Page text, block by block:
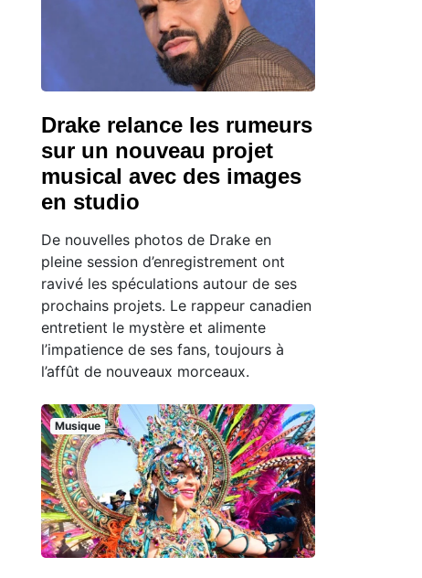
Drake relance les rumeurs
sur un nouveau projet
musical avec des images
en studio
De nouvelles photos de Drake en
pleine session d’enregistrement ont
ravivé les spéculations autour de ses
prochains projets. Le rappeur canadien
entretient le mystère et alimente
l’impatience de ses fans, toujours à
l’affût de nouveaux morceaux.
Musique